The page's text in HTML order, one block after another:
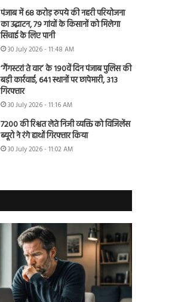
पंजाब में 68 करोड़ रुपये की नहरी परियोजना
का उद्घाटन, 79 गांवों के किसानों को मिलेगा
सिंचाई के लिए पानी
30 July 2026 - 11:48 AM
‘गैंगस्टरां ते वार’ के 190वें दिन पंजाब पुलिस की
बड़ी कार्रवाई, 641 स्थानों पर छापेमारी, 313
गिरफ्तार
30 July 2026 - 11:16 AM
7200 की रिश्वत लेते निजी व्यक्ति को विजिलेंस
ब्यूरो ने रंगे हाथों गिरफ्तार किया
30 July 2026 - 11:02 AM